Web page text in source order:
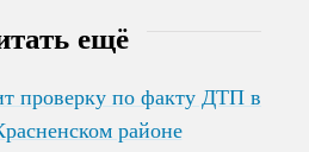
ещё
проверку по факту ДТП в
районе